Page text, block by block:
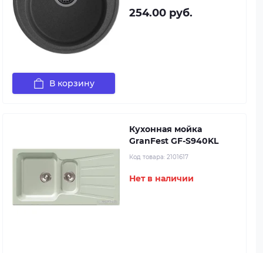
254.00 руб.
В корзину
Кухонная мойка
GranFest GF-S940KL
Код товара: 2101617
Нет в наличии